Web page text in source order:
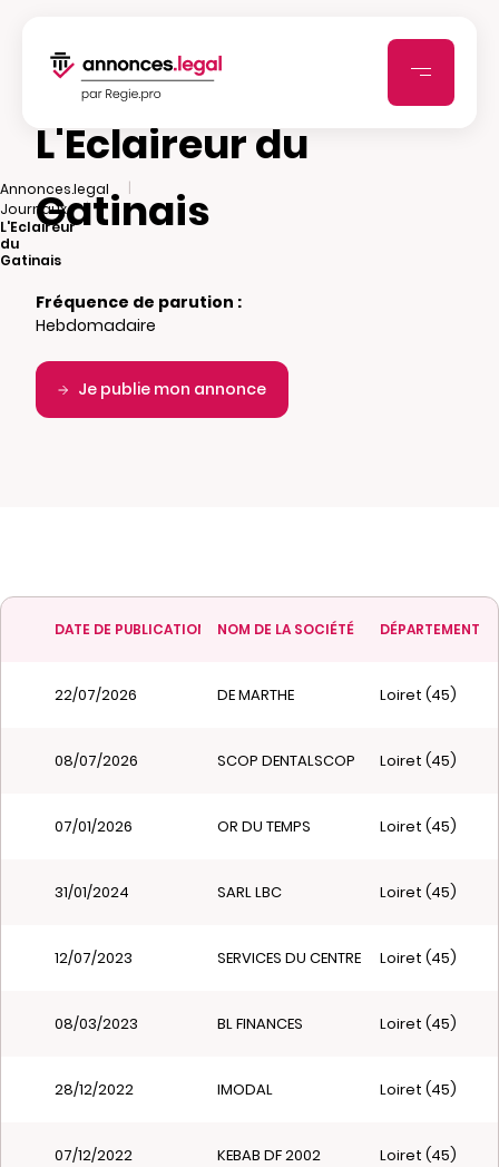
Annonces.legal
|
Journaux
|
L'Eclaireur
du
Gatinais
L'Eclaireur du
Gatinais
Fréquence de parution :
Hebdomadaire
Je publie mon annonce
DATE DE PUBLICATION NOM DE LA SOCIÉTÉ DÉPARTEMENT
22/07/2026 DE MARTHE Loiret (45)
08/07/2026 SCOP DENTALSCOP Loiret (45)
07/01/2026 OR DU TEMPS Loiret (45)
31/01/2024 SARL LBC Loiret (45)
12/07/2023 SERVICES DU CENTRE Loiret (45)
08/03/2023 BL FINANCES Loiret (45)
28/12/2022 IMODAL Loiret (45)
07/12/2022 KEBAB DF 2002 Loiret (45)